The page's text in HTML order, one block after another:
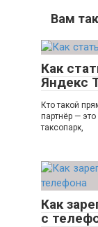
Вам
Как
Яндекс
Кто такой
партнёр —
таксопарк,
Как
с